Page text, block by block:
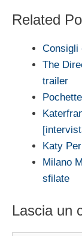
Related
Consigli
The
trailer
Katy
Milano
sfilate
Lascia un